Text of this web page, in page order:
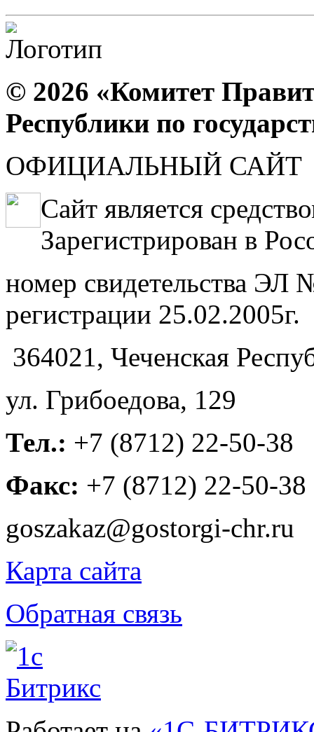
© 2026 «Комитет
Республики по
ОФИЦИАЛЬНЫЙ САЙТ
Сайт является
Зарегистрирован в
номер свидетельства
регистрации 25.02.2005г.
364021, Чеченская
ул. Грибоедова, 129
Тел.: +7 (8712) 22-50-38
Факс: +7 (8712) 22-50-38
goszakaz@gostorgi-chr.ru
Карта сайта
Обратная связь